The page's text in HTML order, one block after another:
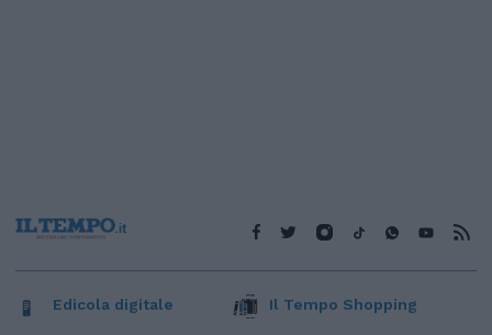
Edicola digitale Il Tempo Shopping